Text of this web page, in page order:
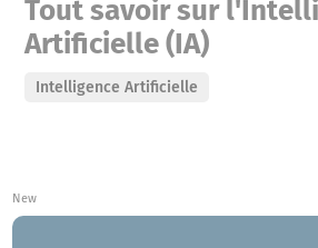
Tout savoir sur
Artificielle (IA)
Intelligence Artificielle
New